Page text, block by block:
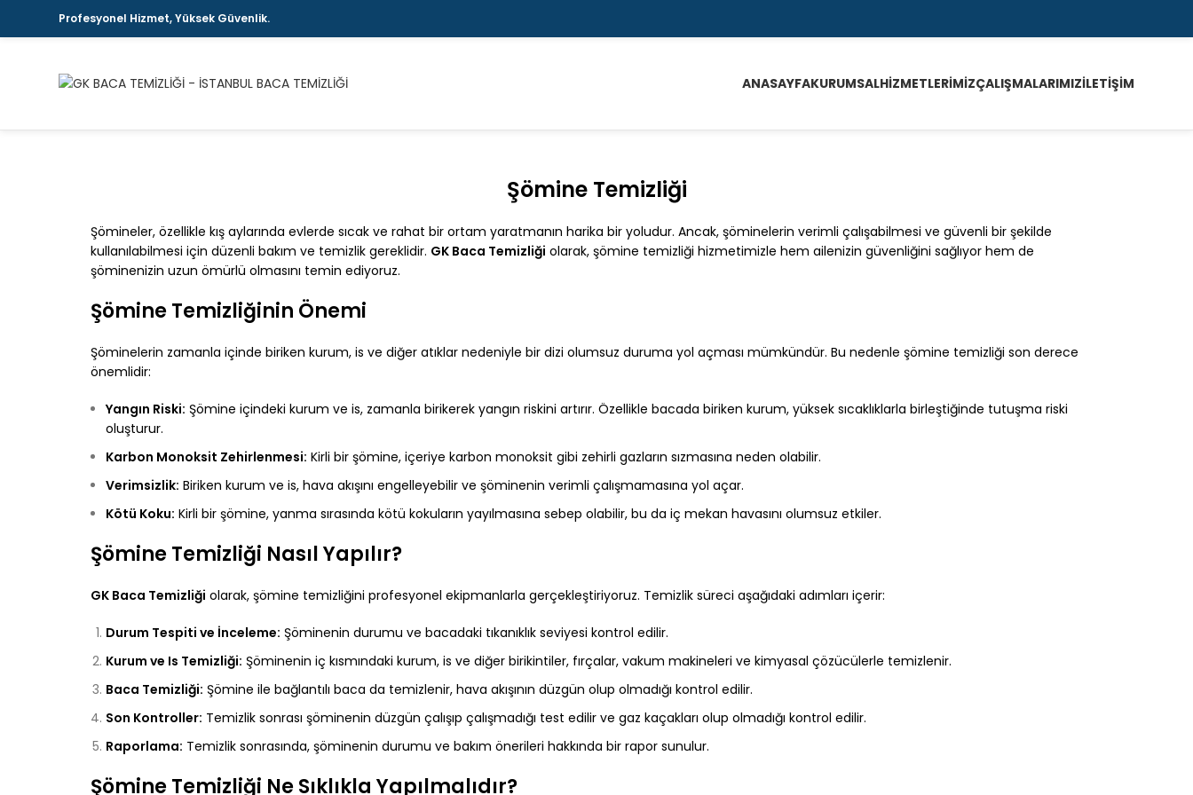
Profesyonel Hizmet, Yüksek Güvenlik.
ANASAYFAKURUMSALHIZMETLERIMIZÇALIŞMALARIMIZİLETIŞIM
Şömine Temizliği
Şömineler, özellikle kış aylarında evlerde sıcak ve rahat bir ortam yaratmanın harika bir yoludur. Ancak, şöminelerin verimli çalışabilmesi ve güvenli bir şekilde
kullanılabilmesi için düzenli bakım ve temizlik gereklidir. GK Baca Temizliği olarak, şömine temizliği hizmetimizle hem ailenizin güvenliğini sağlıyor hem de
şöminenizin uzun ömürlü olmasını temin ediyoruz.
Şömine Temizliğinin Önemi
Şöminelerin zamanla içinde biriken kurum, is ve diğer atıklar nedeniyle bir dizi olumsuz duruma yol açması mümkündür. Bu nedenle şömine temizliği son derece
önemlidir:
Yangın Riski: Şömine içindeki kurum ve is, zamanla birikerek yangın riskini artırır. Özellikle bacada biriken kurum, yüksek sıcaklıklarla birleştiğinde tutuşma riski
oluşturur.
Karbon Monoksit Zehirlenmesi: Kirli bir şömine, içeriye karbon monoksit gibi zehirli gazların sızmasına neden olabilir.
Verimsizlik: Biriken kurum ve is, hava akışını engelleyebilir ve şöminenin verimli çalışmamasına yol açar.
Kötü Koku: Kirli bir şömine, yanma sırasında kötü kokuların yayılmasına sebep olabilir, bu da iç mekan havasını olumsuz etkiler.
Şömine Temizliği Nasıl Yapılır?
GK Baca Temizliği olarak, şömine temizliğini profesyonel ekipmanlarla gerçekleştiriyoruz. Temizlik süreci aşağıdaki adımları içerir:
Durum Tespiti ve İnceleme: Şöminenin durumu ve bacadaki tıkanıklık seviyesi kontrol edilir.
Kurum ve Is Temizliği: Şöminenin iç kısmındaki kurum, is ve diğer birikintiler, fırçalar, vakum makineleri ve kimyasal çözücülerle temizlenir.
Baca Temizliği: Şömine ile bağlantılı baca da temizlenir, hava akışının düzgün olup olmadığı kontrol edilir.
Son Kontroller: Temizlik sonrası şöminenin düzgün çalışıp çalışmadığı test edilir ve gaz kaçakları olup olmadığı kontrol edilir.
Raporlama: Temizlik sonrasında, şöminenin durumu ve bakım önerileri hakkında bir rapor sunulur.
Şömine Temizliği Ne Sıklıkla Yapılmalıdır?